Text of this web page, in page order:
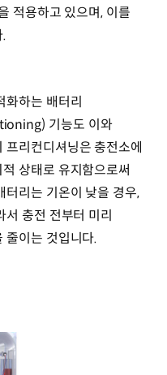
적용하고 있으며, 이를
화하는 배터리
기능도 이와
리컨디셔닝은 충전소에
상태로 유지함으로써
리는 기온이 낮을 경우,
충전 전부터 미리
줄이는 것입니다.